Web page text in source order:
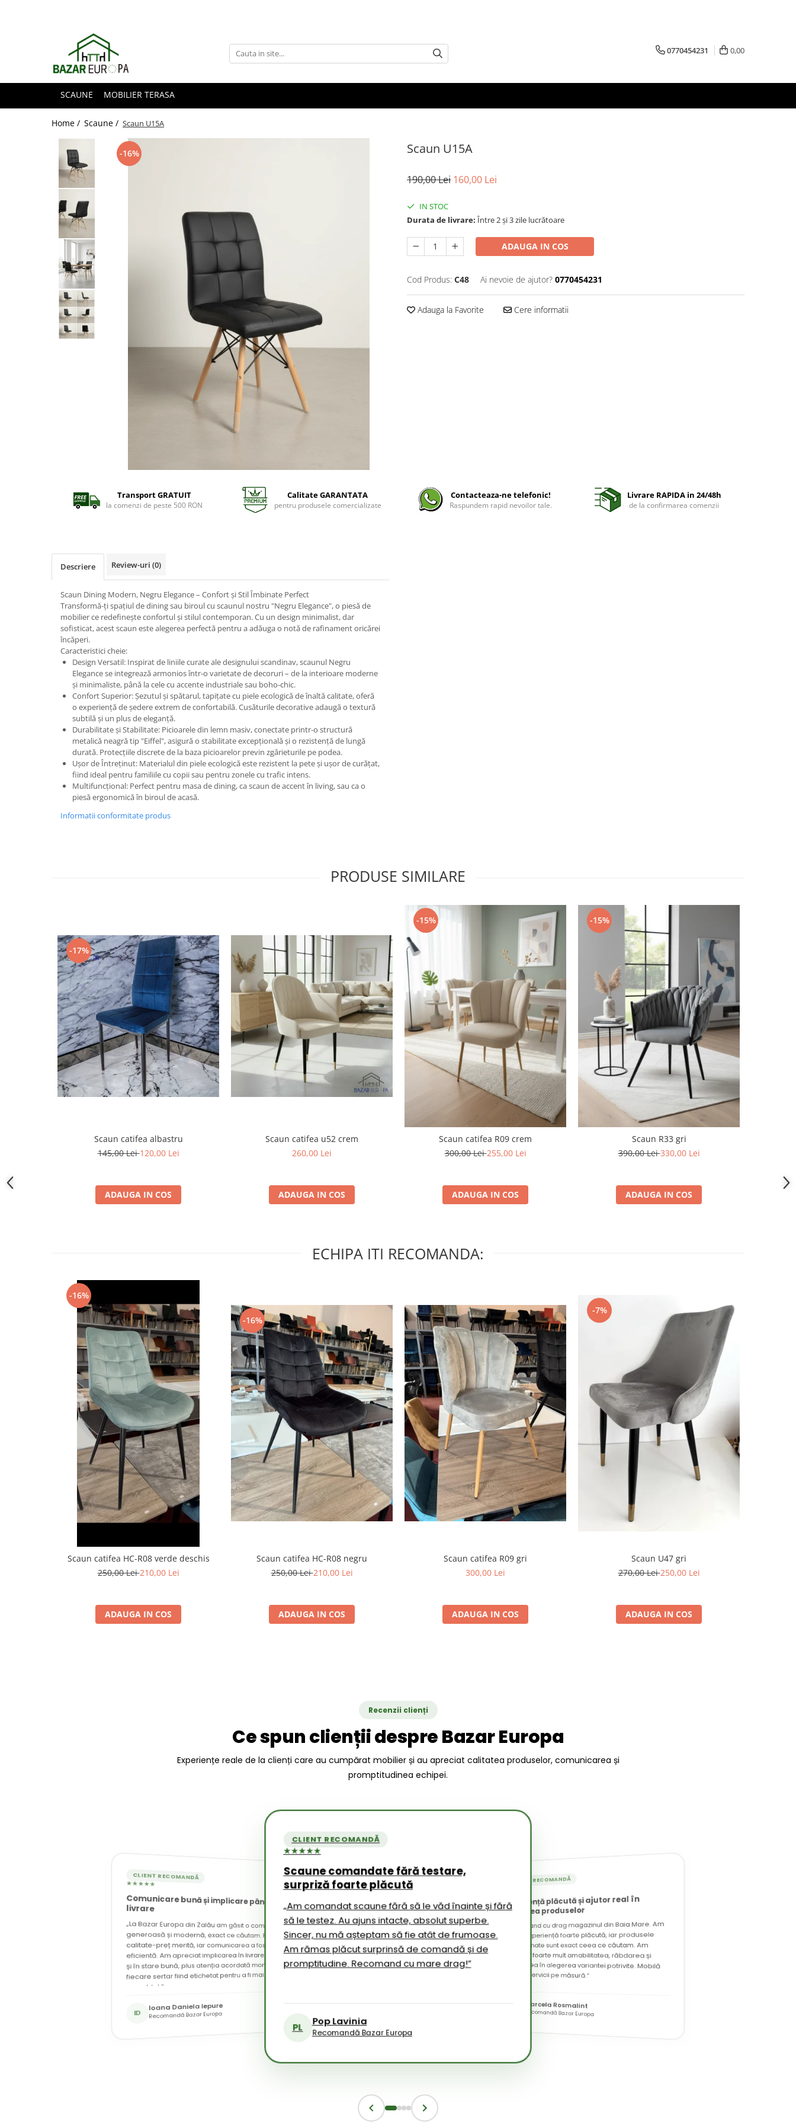
0770454231 0,00
SCAUNE MOBILIER TERASA
Home / Scaune / Scaun U15A
Scaun U15A
-16%
190,00 Lei 160,00 Lei
IN STOC
Durata de livrare: Între 2 și 3 zile lucrătoare
ADAUGA IN COS
Cod Produs: C48 Ai nevoie de ajutor? 0770454231
Adauga la Favorite Cere informatii
Transport GRATUIT
la comenzi de peste 500 RON
Calitate GARANTATA
pentru produsele comercializate
Contacteaza-ne telefonic!
Raspundem rapid nevoilor tale.
Livrare RAPIDA in 24/48h
de la confirmarea comenzii
Descriere Review-uri (0)
Scaun Dining Modern, Negru Elegance – Confort și Stil Îmbinate Perfect
Transformă-ți spațiul de dining sau biroul cu scaunul nostru "Negru Elegance", o piesă de
mobilier ce redefinește confortul și stilul contemporan. Cu un design minimalist, dar
sofisticat, acest scaun este alegerea perfectă pentru a adăuga o notă de rafinament oricărei
încăperi.
Caracteristici cheie:
Design Versatil: Inspirat de liniile curate ale designului scandinav, scaunul Negru
Elegance se integrează armonios într-o varietate de decoruri – de la interioare moderne
și minimaliste, până la cele cu accente industriale sau boho-chic.
Confort Superior: Șezutul și spătarul, tapițate cu piele ecologică de înaltă calitate, oferă
o experiență de ședere extrem de confortabilă. Cusăturile decorative adaugă o textură
subtilă și un plus de eleganță.
Durabilitate și Stabilitate: Picioarele din lemn masiv, conectate printr-o structură
metalică neagră tip "Eiffel", asigură o stabilitate excepțională și o rezistență de lungă
durată. Protecțiile discrete de la baza picioarelor previn zgârieturile pe podea.
Ușor de Întreținut: Materialul din piele ecologică este rezistent la pete și ușor de curățat,
fiind ideal pentru familiile cu copii sau pentru zonele cu trafic intens.
Multifuncțional: Perfect pentru masa de dining, ca scaun de accent în living, sau ca o
piesă ergonomică în biroul de acasă.
Informatii conformitate produs
PRODUSE SIMILARE
-17%
Scaun catifea albastru
145,00 Lei120,00 Lei
ADAUGA IN COS
Scaun catifea u52 crem
260,00 Lei
ADAUGA IN COS
-15%
Scaun catifea R09 crem
300,00 Lei255,00 Lei
ADAUGA IN COS
-15%
Scaun R33 gri
390,00 Lei330,00 Lei
ADAUGA IN COS
ECHIPA ITI RECOMANDA:
-16%
Scaun catifea HC-R08 verde deschis
250,00 Lei210,00 Lei
ADAUGA IN COS
-16%
Scaun catifea HC-R08 negru
250,00 Lei210,00 Lei
ADAUGA IN COS
Scaun catifea R09 gri
300,00 Lei
ADAUGA IN COS
-7%
Scaun U47 gri
270,00 Lei250,00 Lei
ADAUGA IN COS
Recenzii clienți
Ce spun clienții despre Bazar Europa
Experiențe reale de la clienți care au cumpărat mobilier și au apreciat calitatea produselor, comunicarea și
promptitudinea echipei.
CLIENT RECOMANDĂ
★★★★★
Scaune comandate fără testare,
surpriză foarte plăcută
„Am comandat scaune fără să le văd înainte și fără
să le testez. Au ajuns intacte, absolut superbe.
Sincer, nu mă așteptam să fie atât de frumoase.
Am rămas plăcut surprinsă de comandă și de
promptitudine. Recomand cu mare drag!”
PL Pop Lavinia
Recomandă Bazar Europa
CLIENT RECOMANDĂ
Experiență plăcută și ajutor real în
alegerea produselor
„Recomand cu drag magazinul din Baia Mare. Am
avut o experiență foarte plăcută, iar produsele
achiziționate sunt exact ceea ce căutam. Am
apreciat foarte mult amabilitatea, răbdarea și
implicarea în alegerea variantei potrivite. Mobilă
bună și servicii pe măsură.”
Marcela Rosmalint
Recomandă Bazar Europa
CLIENT RECOMANDĂ
★★★★★
Comunicare bună și implicare până la
livrare
„La Bazar Europa din Zalău am găsit o comodă
generoasă și modernă, exact ce căutam. Raportul
calitate-preț merită, iar comunicarea a fost
eficientă. Am apreciat implicarea în livrarea la timp
și în stare bună, plus atenția acordată montajului,
fiecare sertar fiind etichetat pentru a fi mai ușor de
asamblat.”
ID
Ioana Daniela Iepure
Recomandă Bazar Europa